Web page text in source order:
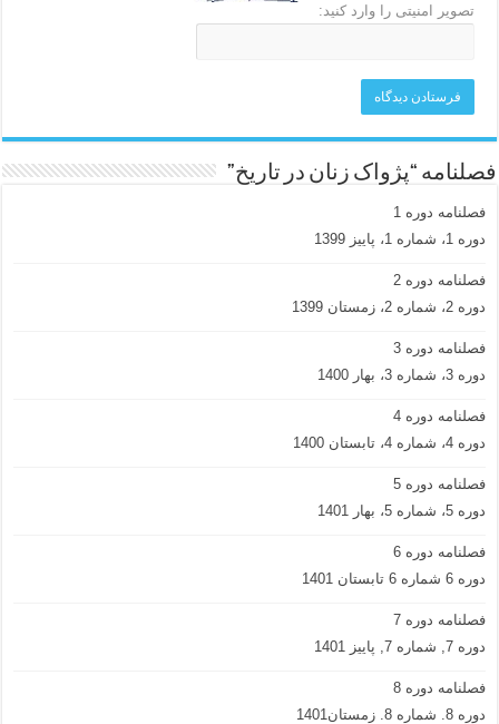
تصویر امنیتی را وارد کنید:
فصلنامه “پژواک زنان در تاریخ”
فصلنامه دوره 1
دوره 1، شماره 1، پاییز 1399
فصلنامه دوره 2
دوره 2، شماره 2، زمستان 1399
فصلنامه دوره 3
دوره 3، شماره 3، بهار 1400
فصلنامه دوره 4
دوره 4، شماره 4، تابستان 1400
فصلنامه دوره 5
دوره 5، شماره 5، بهار 1401
فصلنامه دوره 6
دوره 6 شماره 6 تابستان 1401
فصلنامه دوره 7
دوره 7, شماره 7, پاییز 1401
فصلنامه دوره 8
دوره 8. شماره 8. زمستان1401